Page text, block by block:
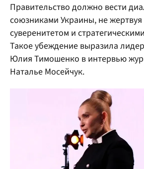
Правительство должно вести
союзниками Украины, не жертвуя
суверенитетом и
Такое убеждение выразила
Юлия Тимошенко в интервью
Наталье Мосейчук.